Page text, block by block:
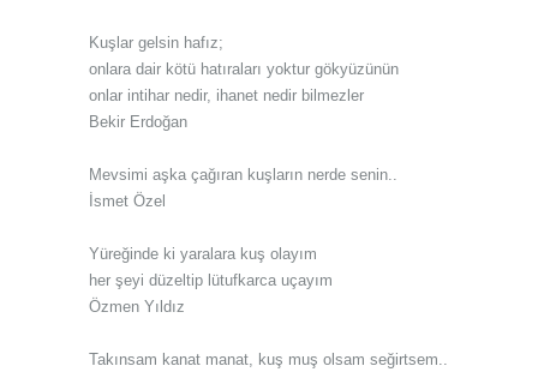
Kuşlar gelsin hafız;
onlara dair kötü hatıraları yoktur gökyüzünün
onlar intihar nedir, ihanet nedir bilmezler
Bekir Erdoğan
Mevsimi aşka çağıran kuşların nerde senin..
İsmet Özel
Yüreğinde ki yaralara kuş olayım
her şeyi düzeltip lütufkarca uçayım
Özmen Yıldız
Takınsam kanat manat, kuş muş olsam seğirtsem..